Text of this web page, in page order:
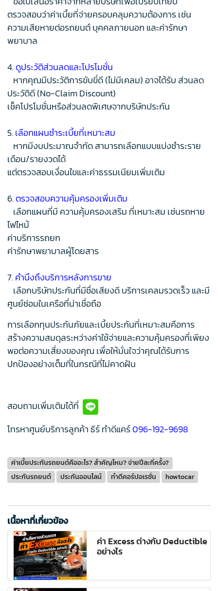
ตรวจสอบว่าค่าเบี้ยที่จ่ายครอบคลุมความต้องการ เช่น
ความเสียหายต่อรถยนต์ บุคคลภายนอก และค่ารักษา
พยาบาล
4.ดูประวัติส่วนลดและโปรโมชั่น
หากคุณมีประวัติการขับขี่ดี (ไม่มีเคลม) อาจได้รับ ส่วนลด
ประวัติดี (No-Claim Discount)
เช็คโปรโมชั่นหรือส่วนลดพิเศษจากบริษัทประกัน
5.เลือกแผนชำระเบี้ยที่เหมาะสม
หากมีงบประมาณจำกัด สามารถเลือกแบบแบ่งชำระราย
เดือน/รายงวดได้
แต่ตรวจสอบเงื่อนไขและค่าธรรมเนียมเพิ่มเติม
6.ตรวจสอบความคุ้มครองเพิ่มเติม
เลือกแผนที่มี ความคุ้มครองเสริม ที่เหมาะสม เช่นรถหาย
ไฟไหม้
ค่าบริการรถยก
ค่ารักษาพยาบาลผู้โดยสาร
7.คำนึงถึงบริการหลังการขาย
เลือกบริษัทประกันที่มีชื่อเสียงดี บริการเคลมรวดเร็ว และมี
ศูนย์ซ่อมในเครือที่น่าเชื่อถือ
การเลือกทุนประกันภัยและเบี้ยประกันที่เหมาะสมคือการ
สร้างความสมดุลระหว่างค่าใช้จ่ายและความคุ้มครองที่เพียง
พอต่อความเสี่ยงของคุณ เพื่อให้มั่นใจว่าคุณได้รับการ
ปกป้องอย่างเต็มที่ในกรณีที่ไม่คาดฝัน
สอบถามเพิ่มเติมได้ที่
โทรหาศูนย์บริการลูกค้า ธีร์ ทำดีแคร์096-192-9698
ค่าเบี้ยประกันรถยนต์คืออะไร? สำคัญไหม? จ่ายปีละกี่ครั้ง?
ประกันรถยนต์
ประกันออนไลน์ ทำดีคอร์ปอเรชั่น howtocar
เนื้อหาที่เกี่ยวข้อง
ค่า Excess ต่างกับ Deductible
อย่างไร